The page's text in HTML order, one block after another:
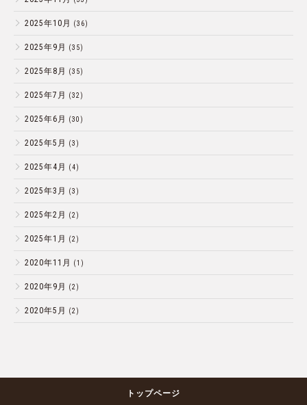
2025年10月 (36)
2025年9月 (35)
2025年8月 (35)
2025年7月 (32)
2025年6月 (30)
2025年5月 (3)
2025年4月 (4)
2025年3月 (3)
2025年2月 (2)
2025年1月 (2)
2020年11月 (1)
2020年9月 (2)
2020年5月 (2)
トップページ